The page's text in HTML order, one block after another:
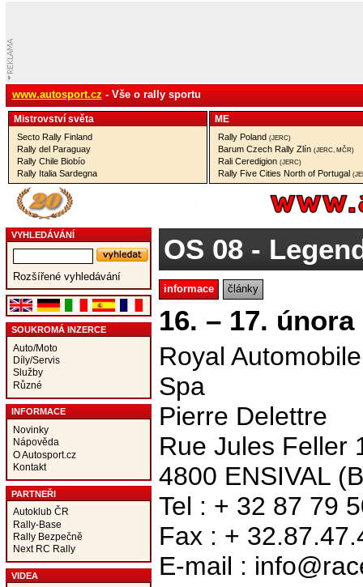
www.autosport.cz - Vše o rally sportu
Mistrovství­ světa
Secto Rally Finland
Rally del Paraguay
Rally Chile Biobío
Rally Italia Sardegna
ME
Rally Poland (JERC)
Barum Czech Rally Zlín (JERC, MČR)
Rali Ceredigion (JERC)
Rally Five Cities North of Portugal
VYHLEDÁVÁNÍ
Rozšířené vyhledávání
SOUKROMÁ INZERCE
Auto/Moto
Díly/Servis
Služby
Různé
INFORMACE
Novinky
Nápověda
O Autosport.cz
Kontakt
PARTNEŘI
Autoklub ČR
Rally-Base
Rally Bezpečně
Next RC Rally
VIDEA
OS 08-
informace články
16. – 17.
Royal
Spa
Pierre Delettre
Rue Jules Feller
4800 ENSIVAL
Tel : + 32 87 79
Fax : +
E-mail :